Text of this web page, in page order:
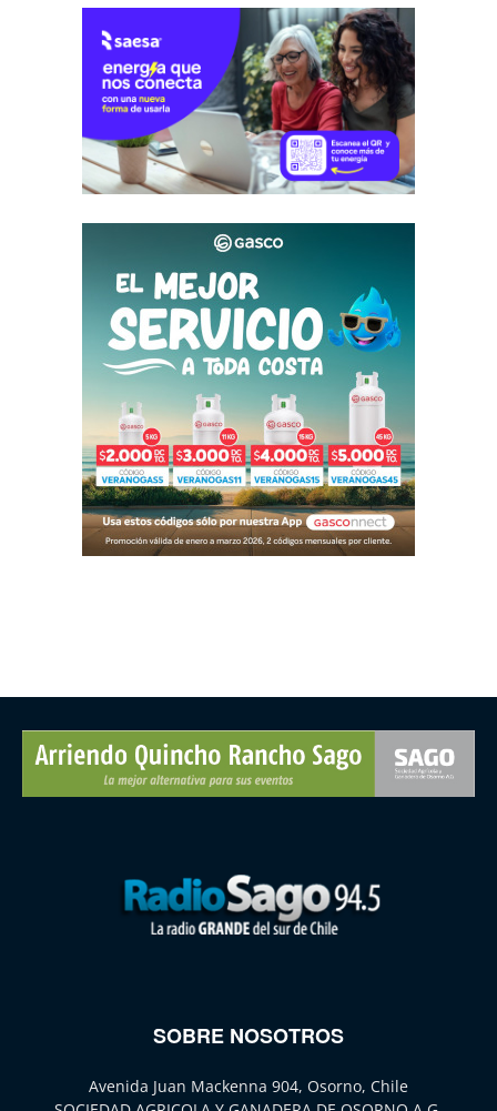
SOBRE NOSOTROS
Avenida Juan Mackenna 904, Osorno, Chile